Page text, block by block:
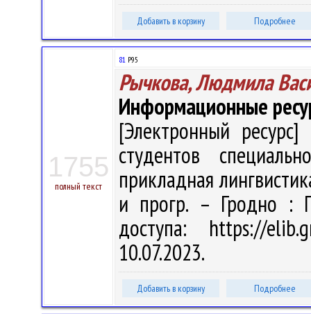
Добавить в корзину Подробнее
1755
полный текст
81 Р95
Рычкова, Людмила
Информационные
[Электронный
студентов
прикладная
и прогр. – Гродно :
доступа: https://
10.07.2023.
Добавить в корзину Подробнее